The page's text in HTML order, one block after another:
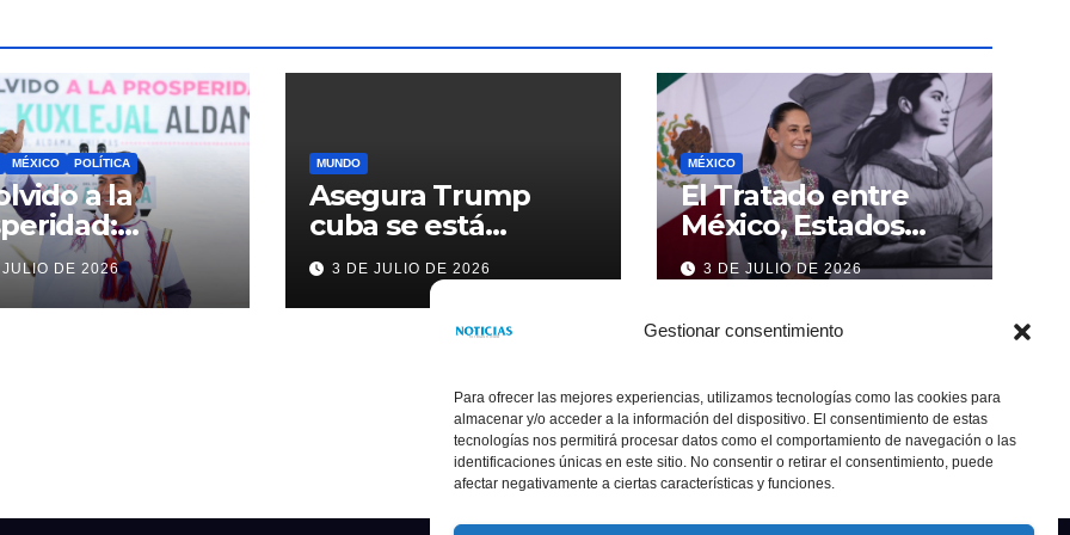
Gestionar consentimiento
Para ofrecer las mejores experiencias, utilizamos tecnologías como las cookies para
almacenar y/o acceder a la información del dispositivo. El consentimiento de estas
tecnologías nos permitirá procesar datos como el comportamiento de navegación o las
identificaciones únicas en este sitio. No consentir o retirar el consentimiento, puede
afectar negativamente a ciertas características y funciones.
MÉXICO POLÍTICA
a la
Ramírez
la
de
DE 2026
MUNDO
Asegura Trump
cuba se está
acercando a
nosotros
3 DE JULIO DE 2026
MÉXICO
El Tratado entre
México, Estados
Unidos y Canadá (T-
MEC) se mantiene
hasta el 2036:
Presidenta Claudia
3 DE JULIO DE 2026